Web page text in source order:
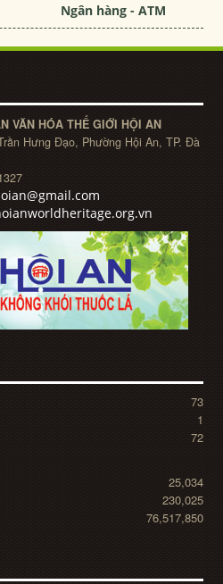
Ngân hàng - ATM
VĂN HÓA THẾ GIỚI HỘI AN
Hưng Đạo, Phường Hội An, TP. Đà
73
1
72
25,034
230,025
76,517,850